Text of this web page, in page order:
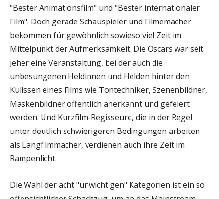
"Bester Animationsfilm" und "Bester internationaler
Film". Doch gerade Schauspieler und Filmemacher
bekommen für gewöhnlich sowieso viel Zeit im
Mittelpunkt der Aufmerksamkeit. Die Oscars war seit
jeher eine Veranstaltung, bei der auch die
unbesungenen Heldinnen und Helden hinter den
Kulissen eines Films wie Tontechniker, Szenenbildner,
Maskenbildner öffentlich anerkannt und gefeiert
werden. Und Kurzfilm-Regisseure, die in der Regel
unter deutlich schwierigeren Bedingungen arbeiten
als Langfilmmacher, verdienen auch ihre Zeit im
Rampenlicht.
Die Wahl der acht "unwichtigen" Kategorien ist ein so